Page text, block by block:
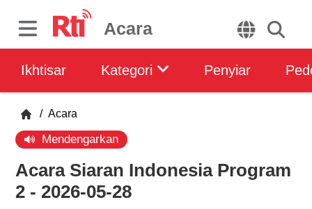
Acara
Ikhtisar Kategori Penyiar
/ Acara
Mendengarkan
Acara Siaran Indonesia Program
2 - 2026-05-28